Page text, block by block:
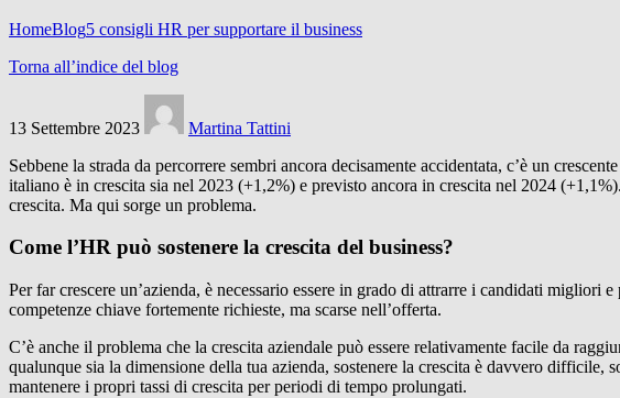
HomeBlog5 consigli HR per supportare il business
Torna all’indice del blog
13 Settembre 2023
Martina Tattini
Sebbene la strada da percorrere sembri ancora decisamente accidentata, c’è un
italiano è in crescita sia nel 2023 (+1,2%) e previsto ancora in crescita nel 2024
crescita. Ma qui sorge un problema.
Come l’HR può sostenere la crescita del business?
Per far crescere un’azienda, è necessario essere in grado di attrarre i candidati
competenze chiave fortemente richieste, ma scarse nell’offerta.
C’è anche il problema che la crescita aziendale può essere relativamente facile da
qualunque sia la dimensione della tua azienda, sostenere la crescita è davvero difficile,
mantenere i propri tassi di crescita per periodi di tempo prolungati.